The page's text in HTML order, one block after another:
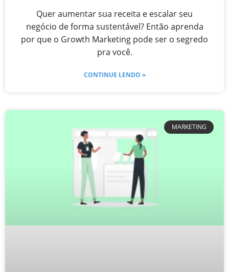
Quer aumentar sua receita e escalar seu
negócio de forma sustentável? Então aprenda
por que o Growth Marketing pode ser o segredo
pra você.
CONTINUE LENDO »
MARKETING